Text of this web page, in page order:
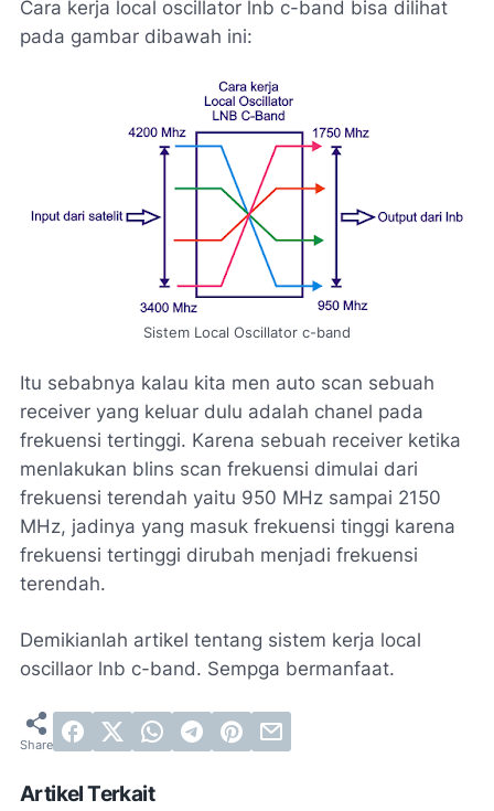
Cara kerja local oscillator lnb c-band bisa dilihat
pada gambar dibawah ini:
Sistem Local Oscillator c-band
Itu sebabnya kalau kita men auto scan sebuah
receiver yang keluar dulu adalah chanel pada
frekuensi tertinggi. Karena sebuah receiver ketika
menlakukan blins scan frekuensi dimulai dari
frekuensi terendah yaitu 950 MHz sampai 2150
MHz, jadinya yang masuk frekuensi tinggi karena
frekuensi tertinggi dirubah menjadi frekuensi
terendah.
Demikianlah artikel tentang sistem kerja local
oscillaor lnb c-band. Sempga bermanfaat.
Artikel Terkait